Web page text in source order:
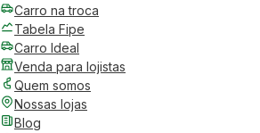
Carro na troca
Tabela Fipe
Carro Ideal
Venda para lojistas
Quem somos
Nossas lojas
Blog